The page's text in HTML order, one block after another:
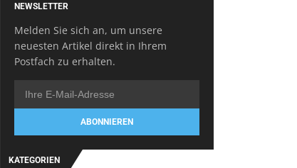
NEWSLETTER
Melden Sie sich an, um unsere
neuesten Artikel direkt in Ihrem
Postfach zu erhalten.
ABONNIEREN
KATEGORIEN